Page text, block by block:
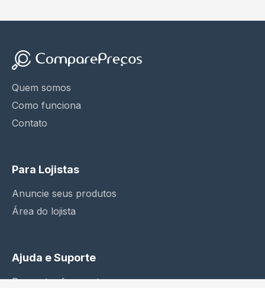
Quem somos
Como funciona
Contato
Para Lojistas
Anuncie seus produtos
Área do lojista
Ajuda e Suporte
Perguntas frequentes